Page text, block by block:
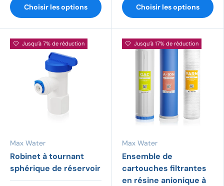
Choisir les options Choisir les options
Jusqu’à 7% de réduction
Max Water
Robinet à tournant
sphérique de réservoir
Jusqu’à 17% de réduction
Max Water
Ensemble de
cartouches filtrantes
en résine anionique à